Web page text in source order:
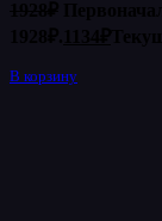
В корзину